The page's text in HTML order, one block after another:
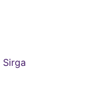
Sirga